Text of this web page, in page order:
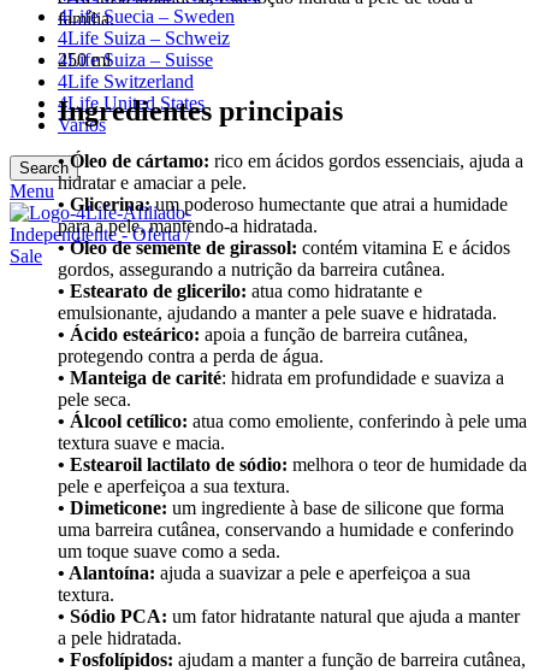
4Life Suecia – Sweden
4Life Suiza – Schweiz
4Life Suiza – Suisse
4Life Switzerland
4Life United States
Varios
Search
Menu
família.
250 ml
Ingredientes principais
• Óleo de cártamo: rico em ácidos gordos essenciais, ajuda a
hidratar e amaciar a pele.
• Glicerina:um poderoso humectante que atrai a humidade
para a pele, mantendo-a hidratada.
• Óleo de semente de girassol: contém vitamina E e ácidos
gordos, assegurando a nutrição da barreira cutânea.
• Estearato de glicerilo: atua como hidratante e
emulsionante, ajudando a manter a pele suave e hidratada.
• Ácido esteárico: apoia a função de barreira cutânea,
protegendo contra a perda de água.
• Manteiga de carité: hidrata em profundidade e suaviza a
pele seca.
• Álcool cetílico: atua como emoliente, conferindo à pele uma
textura suave e macia.
• Estearoil lactilato de sódio: melhora o teor de humidade da
pele e aperfeiçoa a sua textura.
• Dimeticone: um ingrediente à base de silicone que forma
uma barreira cutânea, conservando a humidade e conferindo
um toque suave como a seda.
• Alantoína: ajuda a suavizar a pele e aperfeiçoa a sua
textura.
• Sódio PCA: um fator hidratante natural que ajuda a manter
a pele hidratada.
• Fosfolípidos: ajudam a manter a função de barreira cutânea,